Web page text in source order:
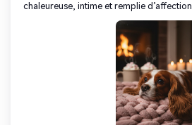
chaleureuse, intime et remplie d’affection.